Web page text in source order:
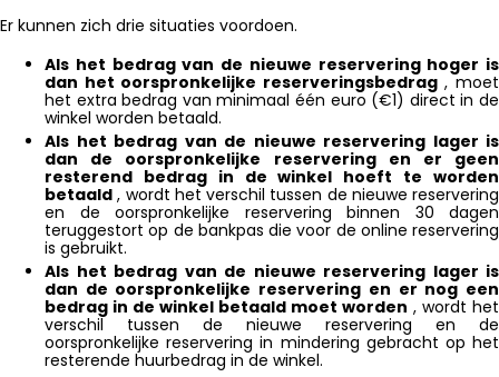
Er kunnen zich drie situaties voordoen.
Als het bedrag van de nieuwe reservering hoger is
dan het oorspronkelijke reserveringsbedrag, moet
het extra bedrag van minimaal één euro (€1) direct in de
winkel worden betaald.
Als het bedrag van de nieuwe reservering lager is
dan de oorspronkelijke reservering en er geen
resterend bedrag in de winkel hoeft te worden
betaald , wordt het verschil tussen de nieuwe reservering
en de oorspronkelijke reservering binnen 30 dagen
teruggestort op de bankpas die voor de online reservering
is gebruikt.
Als het bedrag van de nieuwe reservering lager is
dan de oorspronkelijke reservering en er nog een
bedrag in de winkel betaald moet worden , wordt het
verschil tussen de nieuwe reservering en de
oorspronkelijke reservering in mindering gebracht op het
resterende huurbedrag in de winkel.